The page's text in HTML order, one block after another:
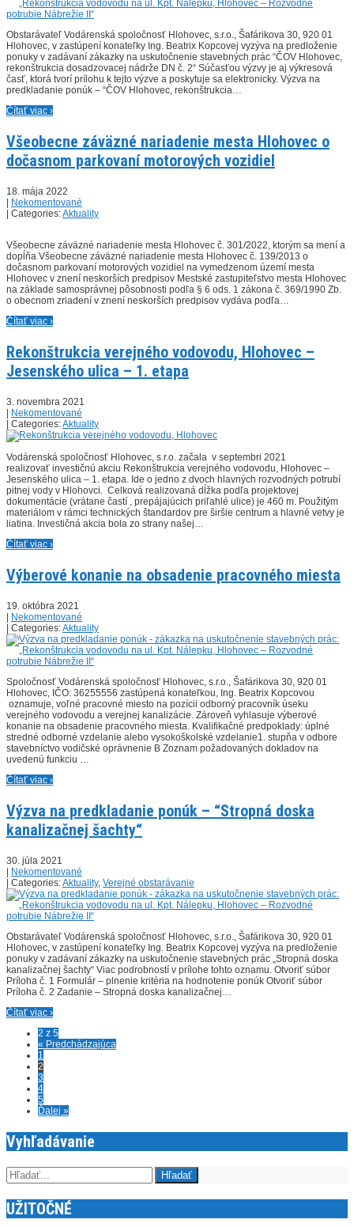
Obstarávateľ Vodárenská spoločnosť Hlohovec, s.r.o., Šafárikova 30, 920 01
Hlohovec, v zastúpení konateľky Ing. Beatrix Kopcovej vyzýva na predloženie
ponuky v zadávaní zákazky na uskutočnenie stavebných prác “ČOV Hlohovec,
rekonštrukcia dosadzovacej nádrže DN č. 2“ Súčasťou výzvy je aj výkresová
časť, ktorá tvorí prílohu k tejto výzve a poskytuje sa elektronicky. Výzva na
predkladanie ponúk – “ČOV Hlohovec, rekonštrukcia…
Čítať viac ›
Všeobecne záväzné nariadenie mesta Hlohovec o
dočasnom parkovaní motorových vozidiel
18. mája 2022
| Nekomentované
| Categories:Aktuality
Všeobecne záväzné nariadenie mesta Hlohovec č. 301/2022, ktorým sa mení a
dopĺňa Všeobecne záväzné nariadenie mesta Hlohovec č. 139/2013 o
dočasnom parkovaní motorových vozidiel na vymedzenom území mesta
Hlohovec v znení neskorších predpisov Mestské zastupiteľstvo mesta Hlohovec
na základe samosprávnej pôsobnosti podľa § 6 ods. 1 zákona č. 369/1990 Zb.
o obecnom zriadení v znení neskorších predpisov vydáva podľa…
Čítať viac ›
Rekonštrukcia verejného vodovodu, Hlohovec –
Jesenského ulica – 1. etapa
3. novembra 2021
| Nekomentované
| Categories:Aktuality
Vodárenská spoločnosť Hlohovec, s.r.o. začala v septembri 2021
realizovať investičnú akciu Rekonštrukcia verejného vodovodu, Hlohovec –
Jesenského ulica – 1. etapa. Ide o jedno z dvoch hlavných rozvodných potrubí
pitnej vody v Hlohovci. Celková realizovaná dĺžka podľa projektovej
dokumentácie (vrátane častí , prepájajúcich priľahlé ulice) je 460 m. Použitým
materiálom v rámci technických štandardov pre širšie centrum a hlavné vetvy je
liatina. Investičná akcia bola zo strany našej…
Čítať viac ›
Výberové konanie na obsadenie pracovného miesta
19. októbra 2021
| Nekomentované
| Categories:Aktuality
Spoločnosť Vodárenská spoločnosť Hlohovec, s.r.o., Šafárikova 30, 920 01
Hlohovec, IČO: 36255556 zastúpená konateľkou, Ing. Beatrix Kopcovou
oznamuje, voľné pracovné miesto na pozícii odborný pracovník úseku
verejného vodovodu a verejnej kanalizácie. Zároveň vyhlasuje výberové
konanie na obsadenie pracovného miesta. Kvalifikačné predpoklady: úplné
stredné odborné vzdelanie alebo vysokoškolské vzdelanie1. stupňa v odbore
stavebníctvo vodičské oprávnenie B Zoznam požadovaných dokladov na
uvedenú funkciu …
Čítať viac ›
Výzva na predkladanie ponúk – “Stropná doska
kanalizačnej šachty“
30. júla 2021
| Nekomentované
| Categories:Aktuality, Verejné obstarávanie
Obstarávateľ Vodárenská spoločnosť Hlohovec, s.r.o., Šafárikova 30, 920 01
Hlohovec, v zastúpení konateľky Ing. Beatrix Kopcovej vyzýva na predloženie
ponuky v zadávaní zákazky na uskutočnenie stavebných prác „Stropná doska
kanalizačnej šachty“ Viac podrobností v prílohe tohto oznamu. Otvoriť súbor
Príloha č. 1 Formulár – plnenie kritéria na hodnotenie ponúk Otvoriť súbor
Príloha č. 2 Zadanie – Stropná doska kanalizačnej…
Čítať viac ›
2 z 5
« Predchádzajúca
1
2
3
4
5
Ďalej »
Vyhľadávanie
UŽITOČNÉ